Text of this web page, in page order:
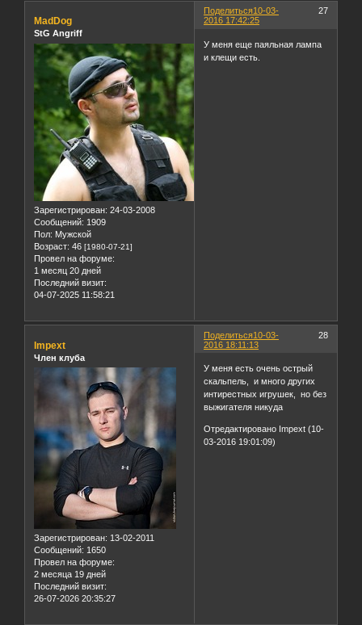
Поделиться 27
10-03-
2016 17:42:25
MadDog
StG Angriff
Зарегистрирован: 24-03-2008
Сообщений: 1909
Пол: Мужской
Возраст: 46 [1980-07-21]
Провел на форуме:
1 месяц 20 дней
Последний визит:
04-07-2025 11:58:21
У меня еще паяльная лампа
и клещи есть.
Поделиться 28
10-03-
2016 18:11:13
Impext
Член клуба
Зарегистрирован: 13-02-2011
Сообщений: 1650
Провел на форуме:
2 месяца 19 дней
Последний визит:
26-07-2026 20:35:27
У меня есть очень острый
скальпель, и много других
интирестных игрушек, но без
выжигателя никуда
Отредактировано Impext (10-
03-2016 19:01:09)